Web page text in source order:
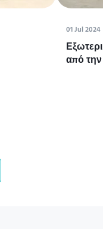
01 Jul 2024
από